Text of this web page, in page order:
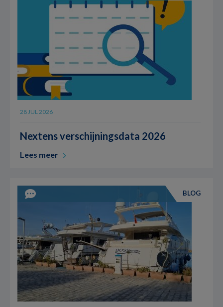
28 JUL 2026
Nextens verschijningsdata 2026
Lees meer
BLOG